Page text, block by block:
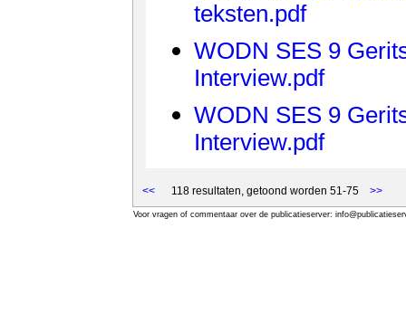
teksten.pdf
WODN SES 9
Interview.pdf
WODN SES 9
Interview.pdf
<< 118 resultaten, getoond worden 51-75 >>
Voor vragen of commentaar over de publicatieserver: